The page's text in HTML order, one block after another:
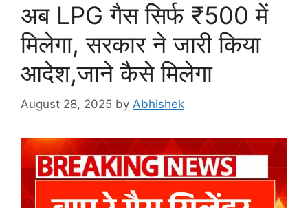
अब LPG गैस सिर्फ ₹500 में
मिलेगा, सरकार ने जारी किया
आदेश,जाने कैसे मिलेगा
August 28, 2025 by Abhishek